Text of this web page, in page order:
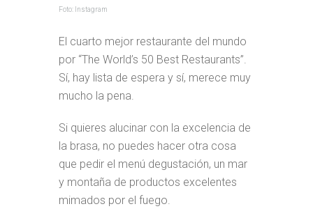
Foto: Instagram
El cuarto mejor restaurante del mundo
por “The World’s 50 Best Restaurants”.
Sí, hay lista de espera y sí, merece muy
mucho la pena.
Si quieres alucinar con la excelencia de
la brasa, no puedes hacer otra cosa
que pedir el menú degustación, un mar
y montaña de productos excelentes
mimados por el fuego.